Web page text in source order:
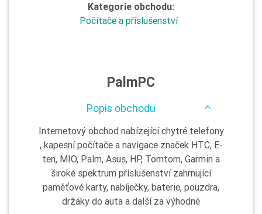
Kategorie obchodu:
Počítače a příslušenství
PalmPC
Popis obchodu
Internetový obchod nabízející chytré telefony
, kapesní počítače a navigace značek HTC, E-
ten, MIO, Palm, Asus, HP, Tomtom, Garmin a
široké spektrum příslušenství zahrnující
paměťové karty, nabíječky, baterie, pouzdra,
držáky do auta a další za výhodné